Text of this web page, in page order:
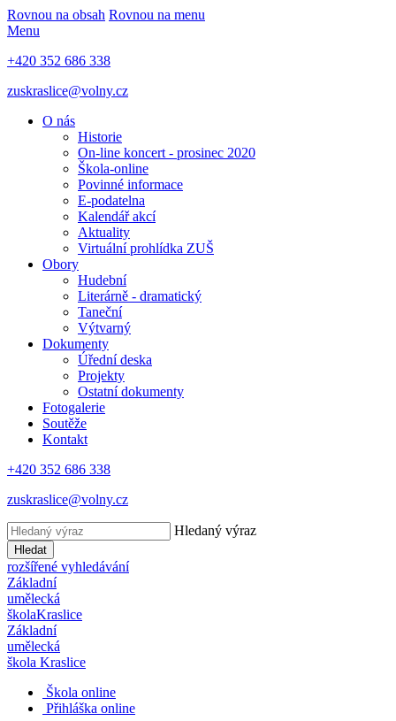
Rovnou na obsah Rovnou na menu
Menu
+420 352 686 338
zuskraslice@volny.cz
O nás
Historie
On-line koncert - prosinec 2020
Škola-online
Povinné informace
E-podatelna
Kalendář akcí
Aktuality
Virtuální prohlídka ZUŠ
Obory
Hudební
Literárně - dramatický
Taneční
Výtvarný
Dokumenty
Úřední deska
Projekty
Ostatní dokumenty
Fotogalerie
Soutěže
Kontakt
+420 352 686 338
zuskraslice@volny.cz
Hledaný výraz
Hledat
rozšířené vyhledávání
Základní
umělecká
školaKraslice
Základní
umělecká
škola Kraslice
Škola online
Přihláška online